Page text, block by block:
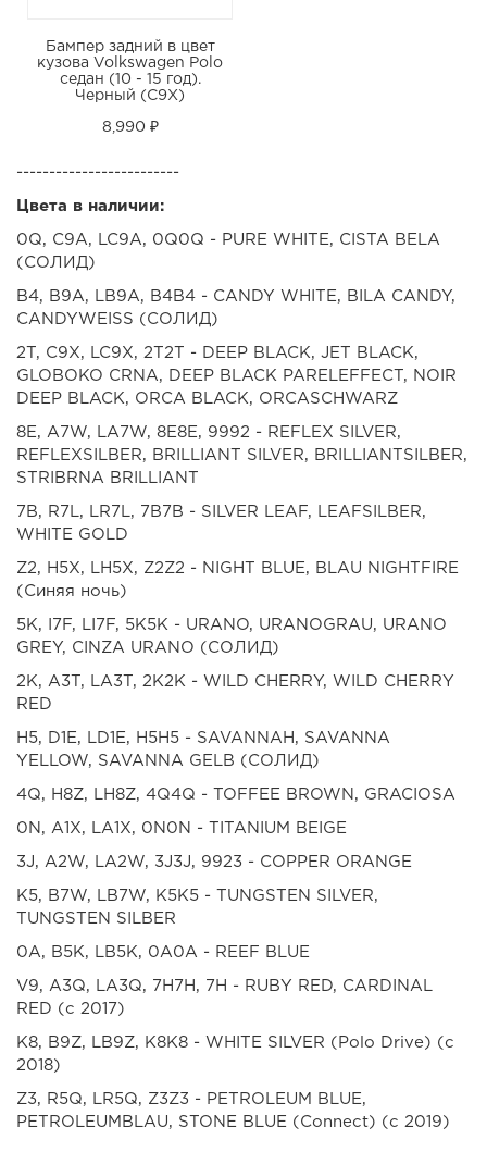
Бампер задний в цвет
кузова Volkswagen Polo
седан (10 - 15 год).
Черный (C9X)
8,990 ₽
-------------------------
Цвета в наличии:
0Q, C9A, LC9A, 0Q0Q - PURE WHITE, CISTA BELA
(СОЛИД)
B4, B9A, LB9A, B4B4 - CANDY WHITE, BILA CANDY,
CANDYWEISS (СОЛИД)
2T, C9X, LC9X, 2T2T - DEEP BLACK, JET BLACK,
GLOBOKO CRNA, DEEP BLACK PARELEFFECT, NOIR
DEEP BLACK, ORCA BLACK, ORCASCHWARZ
8E, A7W, LA7W, 8E8E, 9992 - REFLEX SILVER,
REFLEXSILBER, BRILLIANT SILVER, BRILLIANTSILBER,
STRIBRNA BRILLIANT
7B, R7L, LR7L, 7B7B - SILVER LEAF, LEAFSILBER,
WHITE GOLD
Z2, H5X, LH5X, Z2Z2 - NIGHT BLUE, BLAU NIGHTFIRE
(Синяя ночь)
5K, I7F, LI7F, 5K5K - URANO, URANOGRAU, URANO
GREY, CINZA URANO (СОЛИД)
2K, A3T, LA3T, 2K2K - WILD CHERRY, WILD CHERRY
RED
H5, D1E, LD1E, H5H5 - SAVANNAH, SAVANNA
YELLOW, SAVANNA GELB (СОЛИД)
4Q, H8Z, LH8Z, 4Q4Q - TOFFEE BROWN, GRACIOSA
0N, A1X, LA1X, 0N0N - TITANIUM BEIGE
3J, A2W, LA2W, 3J3J, 9923 - COPPER ORANGE
K5, B7W, LB7W, K5K5 - TUNGSTEN SILVER,
TUNGSTEN SILBER
0A, B5K, LB5K, 0A0A - REEF BLUE
V9, A3Q, LA3Q, 7H7H, 7H - RUBY RED, CARDINAL
RED (с 2017)
K8, B9Z, LB9Z, K8K8 - WHITE SILVER (Polo Drive) (с
2018)
Z3, R5Q, LR5Q, Z3Z3 - PETROLEUM BLUE,
PETROLEUMBLAU, STONE BLUE (Connect) (с 2019)